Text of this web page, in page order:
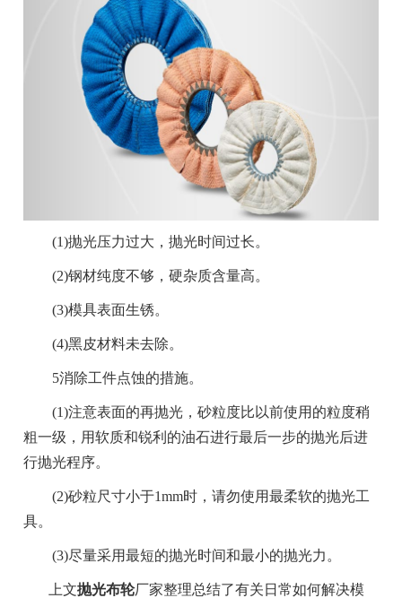
(1)抛光压力过大，抛光时间过长。
(2)钢材纯度不够，硬杂质含量高。
(3)模具表面生锈。
(4)黑皮材料未去除。
5消除工件点蚀的措施。
(1)注意表面的再抛光，砂粒度比以前使用的粒度稍
粗一级，用软质和锐利的油石进行最后一步的抛光后进
行抛光程序。
(2)砂粒尺寸小于1mm时，请勿使用最柔软的抛光工
具。
(3)尽量采用最短的抛光时间和最小的抛光力。
上文抛光布轮厂家整理总结了有关日常如何解决模